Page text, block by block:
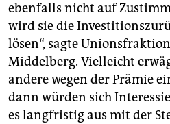
ebenfalls nicht auf
wird sie die
lösen“, sagte
Middelberg. Vielleicht
andere wegen der Prämie
dann würden sich
es langfristig aus mit der